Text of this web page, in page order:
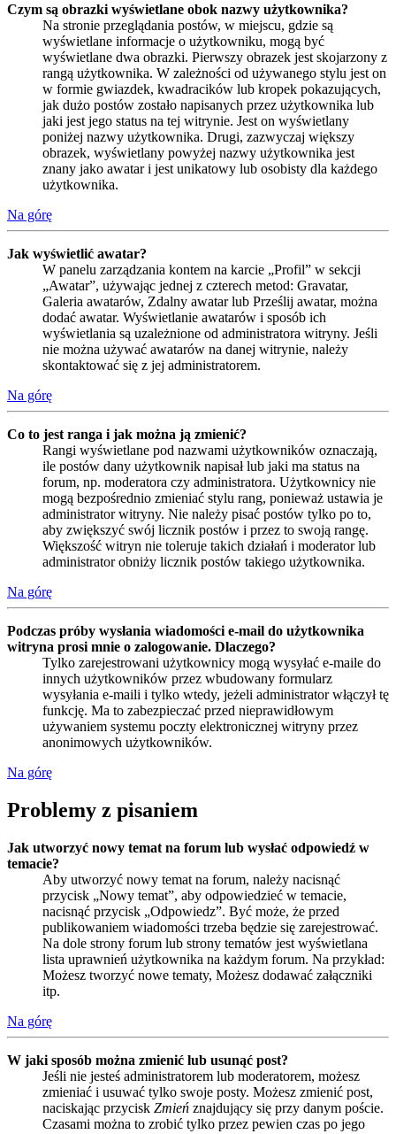
Czym są obrazki wyświetlane obok nazwy użytkownika?
Na stronie przeglądania postów, w miejscu, gdzie są
wyświetlane informacje o użytkowniku, mogą być
wyświetlane dwa obrazki. Pierwszy obrazek jest skojarzony z
rangą użytkownika. W zależności od używanego stylu jest on
w formie gwiazdek, kwadracików lub kropek pokazujących,
jak dużo postów zostało napisanych przez użytkownika lub
jaki jest jego status na tej witrynie. Jest on wyświetlany
poniżej nazwy użytkownika. Drugi, zazwyczaj większy
obrazek, wyświetlany powyżej nazwy użytkownika jest
znany jako awatar i jest unikatowy lub osobisty dla każdego
użytkownika.
Na górę
Jak wyświetlić awatar?
W panelu zarządzania kontem na karcie „Profil” w sekcji
„Awatar”, używając jednej z czterech metod: Gravatar,
Galeria awatarów, Zdalny awatar lub Prześlij awatar, można
dodać awatar. Wyświetlanie awatarów i sposób ich
wyświetlania są uzależnione od administratora witryny. Jeśli
nie można używać awatarów na danej witrynie, należy
skontaktować się z jej administratorem.
Na górę
Co to jest ranga i jak można ją zmienić?
Rangi wyświetlane pod nazwami użytkowników oznaczają,
ile postów dany użytkownik napisał lub jaki ma status na
forum, np. moderatora czy administratora. Użytkownicy nie
mogą bezpośrednio zmieniać stylu rang, ponieważ ustawia je
administrator witryny. Nie należy pisać postów tylko po to,
aby zwiększyć swój licznik postów i przez to swoją rangę.
Większość witryn nie toleruje takich działań i moderator lub
administrator obniży licznik postów takiego użytkownika.
Na górę
Podczas próby wysłania wiadomości e-mail do użytkownika
witryna prosi mnie o zalogowanie. Dlaczego?
Tylko zarejestrowani użytkownicy mogą wysyłać e-maile do
innych użytkowników przez wbudowany formularz
wysyłania e-maili i tylko wtedy, jeżeli administrator włączył tę
funkcję. Ma to zabezpieczać przed nieprawidłowym
używaniem systemu poczty elektronicznej witryny przez
anonimowych użytkowników.
Na górę
Problemy z pisaniem
Jak utworzyć nowy temat na forum lub wysłać odpowiedź w
temacie?
Aby utworzyć nowy temat na forum, należy nacisnąć
przycisk „Nowy temat”, aby odpowiedzieć w temacie,
nacisnąć przycisk „Odpowiedz”. Być może, że przed
publikowaniem wiadomości trzeba będzie się zarejestrować.
Na dole strony forum lub strony tematów jest wyświetlana
lista uprawnień użytkownika na każdym forum. Na przykład:
Możesz tworzyć nowe tematy, Możesz dodawać załączniki
itp.
Na górę
W jaki sposób można zmienić lub usunąć post?
Jeśli nie jesteś administratorem lub moderatorem, możesz
zmieniać i usuwać tylko swoje posty. Możesz zmienić post,
naciskając przycisk Zmień znajdujący się przy danym poście.
Czasami można to zrobić tylko przez pewien czas po jego